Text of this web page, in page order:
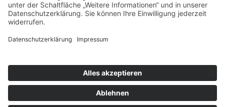
© 2026 Arbeiter-Samariter-Bund Regionalverband Leine-
Harz-Solling
Impressum